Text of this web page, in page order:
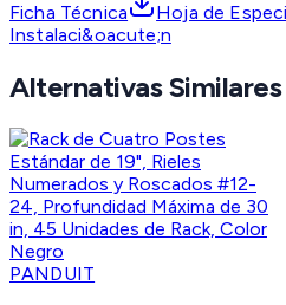
Ficha Técnica Hoja de
Instalaci&oacute;n
Alternativas Similares
PANDUIT